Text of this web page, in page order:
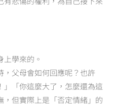
學來的。
，父母會如何回應呢？也許
「你這麼大了，怎麼還為這
但實際上是「否定情緒」的